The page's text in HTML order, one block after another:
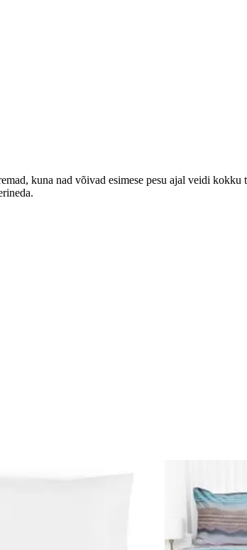
kuna nad võivad esimese pesu ajal veidi kokku